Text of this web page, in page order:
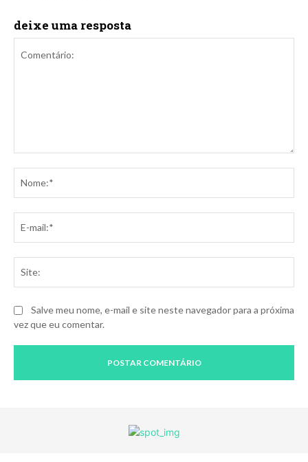
deixe uma resposta
Salve meu nome, e-mail e site neste navegador para a próxima
vez que eu comentar.